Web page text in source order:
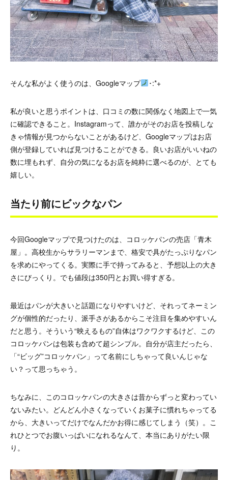
そんな私がよく使うのは、Googleマップ ･:*+
私が良いと思うポイントは、口コミの数に関係なく地図上で一気
に確認できること。Instagramって、誰かがそのお店を投稿しな
きゃ情報が見つからないことがあるけど、Googleマップはお店
側が登録していれば見つけることができる。良いお店がいいねの
数に埋もれず、自分の気になるお店を純粋に選べるのが、とても
嬉しい。
当たり前にビックなパン
今回Googleマップで見つけたのは、コロッケパンの売店「青木
屋」。高校生からサラリーマンまで、格安で具がたっぷりなパン
を求めにやってくる。実際に手で持ってみると、予想以上の大き
さにびっくり。でも値段は350円とお買い得すぎる。
最近はパンが大きいと話題になりやすいけど、それってネーミン
グが個性的だったり、派手さがあるからこそ注目を集めやすいん
だと思う。そういう“映えるもの”自体はワクワクするけど、この
コロッケパンは包装も含めて超シンプル。自分が店主だったら、
「“ビッグ”コロッケパン」って名前にしちゃって良いんじゃな
い？って思っちゃう。
ちなみに、このコロッケパンの大きさは昔からずっと変わってい
ないみたい。どんどん小さくなっていくお菓子に慣れちゃってる
から、大きいってだけでなんだかお得に感じてしまう（笑）。こ
れひとつでお腹いっぱいになれるなんて、本当にありがたい限
り。